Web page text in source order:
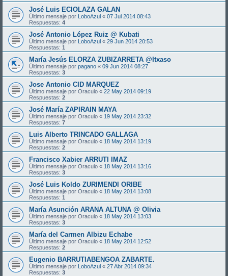
José Luis ECIOLAZA GALAN
Último mensaje por LoboAzul « 07 Jul 2014 08:43
Respuestas: 4
José Antonio López Ruiz @ Kubati
Último mensaje por LoboAzul « 29 Jun 2014 20:53
Respuestas: 1
María Jesús ELORZA ZUBIZARRETA @Itxaso
Último mensaje por pagano « 09 Jun 2014 08:27
Respuestas: 3
Jose Antonio CID MARQUEZ
Último mensaje por Oraculo « 22 May 2014 09:19
Respuestas: 2
José María ZAPIRAIN MAYA
Último mensaje por Oraculo « 19 May 2014 23:32
Respuestas: 7
Luis Alberto TRINCADO GALLAGA
Último mensaje por Oraculo « 18 May 2014 13:19
Respuestas: 2
Francisco Xabier ARRUTI IMAZ
Último mensaje por Oraculo « 18 May 2014 13:16
Respuestas: 3
José Luis Koldo ZURIMENDI ORIBE
Último mensaje por Oraculo « 18 May 2014 13:08
Respuestas: 1
María Asunción ARANA ALTUNA @ Olivia
Último mensaje por Oraculo « 18 May 2014 13:03
Respuestas: 3
María del Carmen Albizu Echabe
Último mensaje por Oraculo « 18 May 2014 12:52
Respuestas: 2
Eugenio BARRUTIABENGOA ZABARTE.
Último mensaje por LoboAzul « 27 Abr 2014 09:34
Respuestas: 3